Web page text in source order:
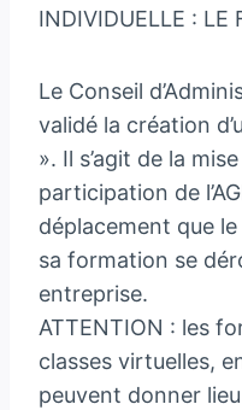
INDIVIDUELLE : LE
Le Conseil
validé la création
». Il s’agit de la
participation de
déplacement que
sa formation se
entreprise.
ATTENTION : les
classes virtuelles,
peuvent donner